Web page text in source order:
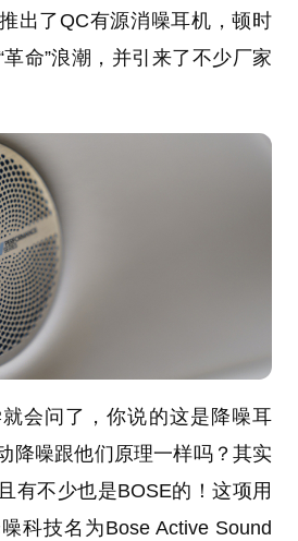
出了QC有源消噪耳机，顿时
命”浪潮，并引来了不少厂家
会问了，你说的这是降噪耳
降噪跟他们原理一样吗？其实
有不少也是BOSE的！这项用
科技名为Bose Active Sound